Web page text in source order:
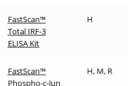
FastScan™
Total IRF-3
ELISA Kit
H
FastScan™
Phospho-c-Jun
H, M, R